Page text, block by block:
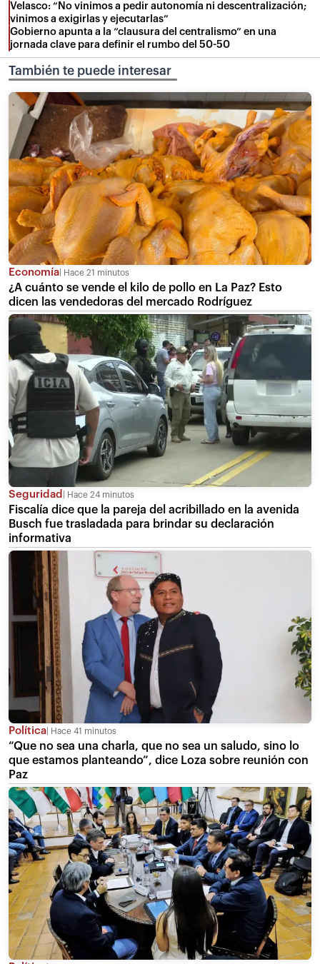
Velasco: “No vinimos a pedir autonomía ni descentralización;
vinimos a exigirlas y ejecutarlas”
Gobierno apunta a la “clausura del centralismo” en una
jornada clave para definir el rumbo del 50-50
También te puede interesar
Economía Hace 21 minutos
¿A cuánto se vende el kilo de pollo en La Paz? Esto
dicen las vendedoras del mercado Rodríguez
Seguridad Hace 24 minutos
Fiscalía dice que la pareja del acribillado en la avenida
Busch fue trasladada para brindar su declaración
informativa
Política Hace 41 minutos
“Que no sea una charla, que no sea un saludo, sino lo
que estamos planteando”, dice Loza sobre reunión con
Paz